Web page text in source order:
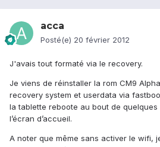
acca
Posté(e) 20 février 2012
J'avais tout formaté via le recovery.
Je viens de réinstaller la rom CM9
recovery system et userdata via
la tablette reboote au bout de
l’écran d’accueil.
A noter que même sans activer le wifi,